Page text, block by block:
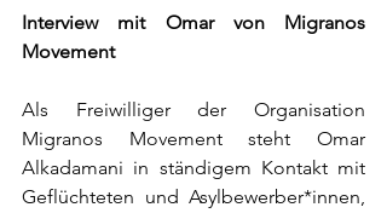
Interview mit Omar von Migranos
Movement
Als Freiwilliger der Organisation
Migranos Movement steht Omar
Alkadamani in ständigem Kontakt mit
Geflüchteten und Asylbewerber*innen,